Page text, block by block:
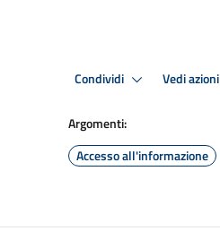
Condividi Vedi azioni
Argomenti:
Accesso all'informazione